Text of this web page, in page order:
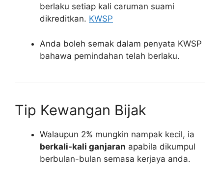
berlaku setiap kali caruman suami
dikreditkan. KWSP
Anda boleh semak dalam penyata KWSP
bahawa pemindahan telah berlaku.
Tip Kewangan Bijak
Walaupun 2% mungkin nampak kecil, ia
berkali-kali ganjaran apabila dikumpul
berbulan-bulan semasa kerjaya anda.